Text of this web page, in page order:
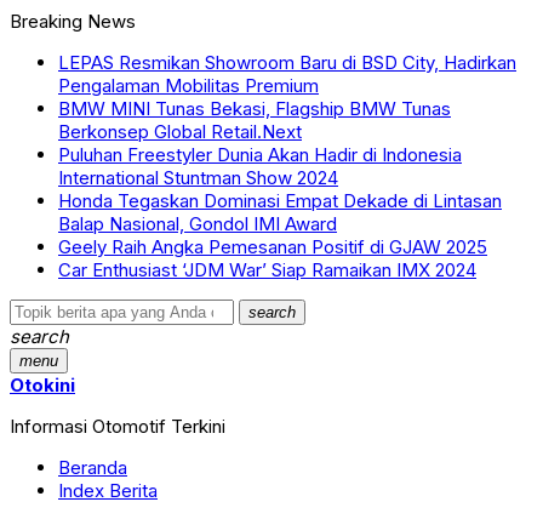
Breaking News
LEPAS Resmikan Showroom Baru di BSD City, Hadirkan
Pengalaman Mobilitas Premium
BMW MINI Tunas Bekasi, Flagship BMW Tunas
Berkonsep Global Retail.Next
Puluhan Freestyler Dunia Akan Hadir di Indonesia
International Stuntman Show 2024
Honda Tegaskan Dominasi Empat Dekade di Lintasan
Balap Nasional, Gondol IMI Award
Geely Raih Angka Pemesanan Positif di GJAW 2025
Car Enthusiast ‘JDM War’ Siap Ramaikan IMX 2024
search
search
menu
Otokini
Informasi Otomotif Terkini
Beranda
Index Berita